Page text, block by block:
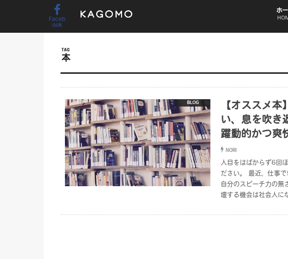
Faceb
ook
ホ
TAG
本
BLOG
【オススメ
い、息を吹き
躍動的かつ爽
NORI
人目をはばからず6回
ださい。 最近、仕事
自分のスピーチ力の無
壇する機会は社会人